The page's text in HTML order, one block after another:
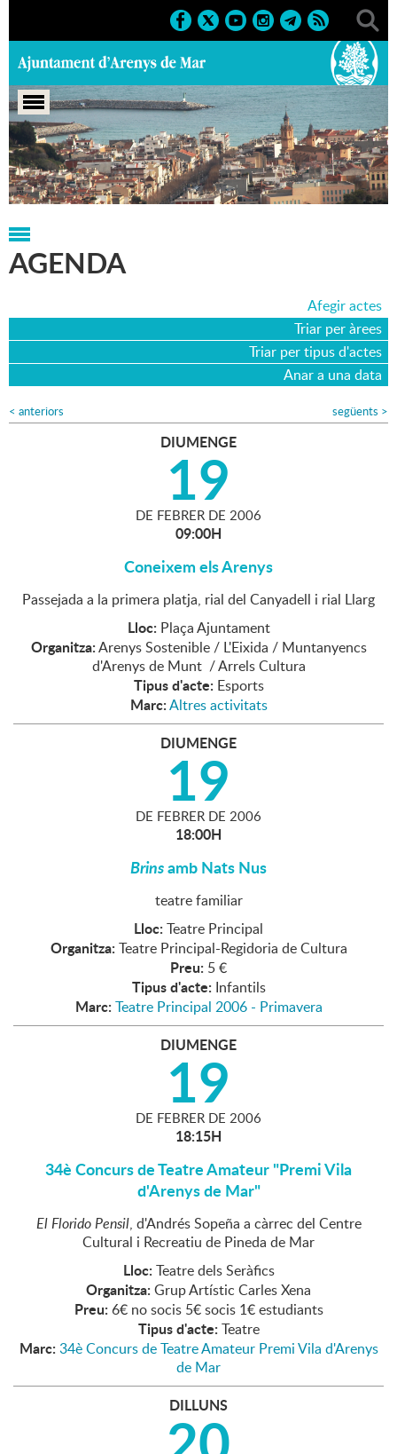
Portada > Agenda > 19-02-2006
AGENDA
Afegir actes
Triar per àrees
Triar per tipus d'actes
Anar a una data
< anteriors següents >
DIUMENGE
19
DE FEBRER DE 2006
09:00H
Coneixem els Arenys
Passejada a la primera platja, rial del Canyadell i rial Llarg
Lloc: Plaça Ajuntament
Organitza:Arenys Sostenible / L'Eixida / Muntanyencs
d'Arenys de Munt / Arrels Cultura
Tipus d'acte: Esports
Marc:Altres activitats
DIUMENGE
19
DE FEBRER DE 2006
18:00H
Brinsamb Nats Nus
teatre familiar
Lloc: Teatre Principal
Organitza: Teatre Principal-Regidoria de Cultura
Preu: 5 €
Tipus d'acte: Infantils
Marc: Teatre Principal 2006 - Primavera
DIUMENGE
19
DE FEBRER DE 2006
18:15H
34è Concurs de Teatre Amateur "Premi Vila
d'Arenys de Mar"
El Florido Pensil, d'Andrés Sopeña a càrrec del Centre
Cultural i Recreatiu de Pineda de Mar
Lloc: Teatre dels Seràfics
Organitza: Grup Artístic Carles Xena
Preu: 6€ no socis 5€ socis 1€ estudiants
Tipus d'acte: Teatre
Marc: 34è Concurs de Teatre Amateur Premi Vila d'Arenys
de Mar
DILLUNS